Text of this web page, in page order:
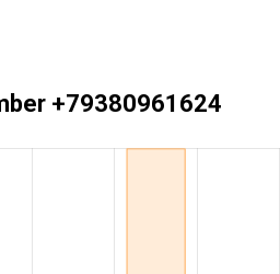
+79380961624